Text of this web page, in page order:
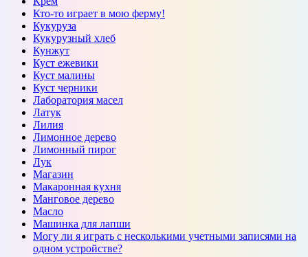
Кто-то играет в мою ферму!
Кукуруза
Кукурузный хлеб
Кунжут
Куст ежевики
Куст малины
Куст черники
Лаборатория масел
Латук
Лилия
Лимонное дерево
Лимонный пирог
Лук
Магазин
Макаронная кухня
Манговое дерево
Масло
Машинка для лапши
Могу ли я играть с несколькими учетными записями на
одном устройстве?